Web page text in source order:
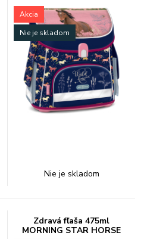
Akcia
Nie je skladom
Nie je skladom
Zdravá fľaša 475ml
MORNING STAR HORSE